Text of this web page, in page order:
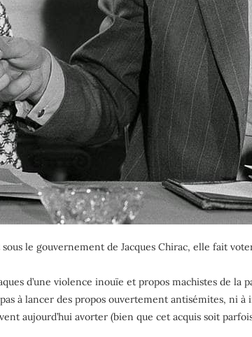
le gouvernement de Jacques Chirac, elle fait
d’une violence inouïe et propos machistes de
à lancer des propos ouvertement antisémites, ni
aujourd’hui avorter (bien que cet acquis soit